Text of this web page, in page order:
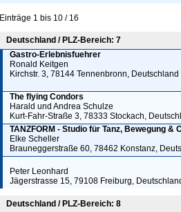
Einträge 1 bis 10 / 16
Deutschland / PLZ-Bereich: 7
Gastro-Erlebnisfuehrer
Ronald Keitgen
Kirchstr. 3, 78144 Tennenbronn, Deutschland
The flying Condors
Harald und Andrea Schulze
Kurt-Fahr-Straße 3, 78333 Stockach,
TANZFORM - Studio für Tanz, Bewegung &
Elke Scheller
Brauneggerstraße 60, 78462 Konstanz,
Peter Leonhard
Jägerstrasse 15, 79108 Freiburg,
Deutschland / PLZ-Bereich: 8